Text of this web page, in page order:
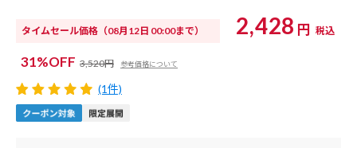
タイムセール価格 （08月12日 00:00まで） 2,428 円 税込
31%OFF 3,520円 参考価格について
(1件)